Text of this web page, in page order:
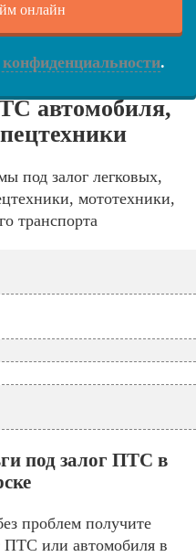
.
автомобиля,
под залог легковых,
мототехники,
транспорта
под залог ПТС в
проблем получите
ПТС или автомобиля в